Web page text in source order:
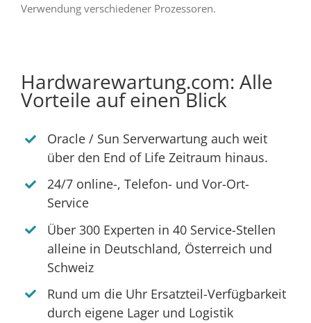
Verwendung verschiedener Prozessoren.
Hardwarewartung.com: Alle
Vorteile auf einen Blick
Oracle / Sun Serverwartung auch weit
über den End of Life Zeitraum hinaus.
24/7 online-, Telefon- und Vor-Ort-
Service
Über 300 Experten in 40 Service-Stellen
alleine in Deutschland, Österreich und
Schweiz
Rund um die Uhr Ersatzteil-Verfügbarkeit
durch eigene Lager und Logistik